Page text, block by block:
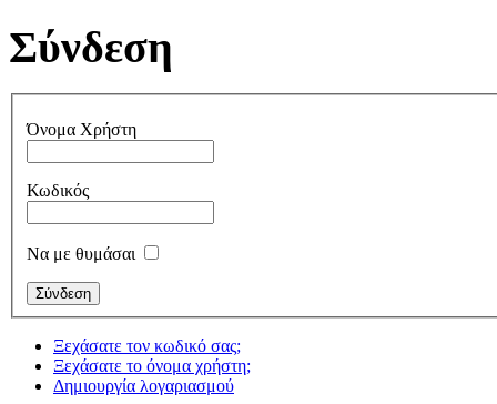
Σύνδεση
Όνομα Χρήστη
Κωδικός
Να με θυμάσαι
Ξεχάσατε τον κωδικό σας;
Ξεχάσατε το όνομα χρήστη;
Δημιουργία λογαριασμού